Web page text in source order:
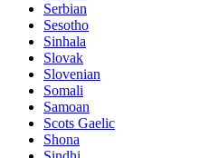
Serbian
Sesotho
Sinhala
Slovak
Slovenian
Somali
Samoan
Scots Gaelic
Shona